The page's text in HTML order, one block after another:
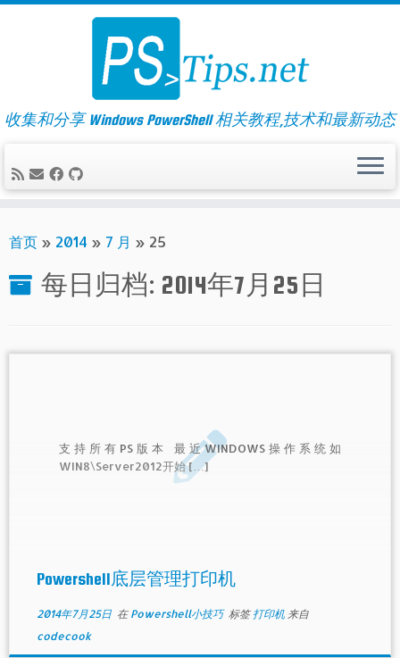
Skip
收集和分享 Windows PowerShell 相关教程,技术和最新动态
首页 » 2014 » 7 月 » 25
每日归档: 2014年7月25日
支持所有PS版本 最近WINDOWS操作系统如
WIN8\Server2012开始 […]
Powershell底层管理打印机
2014年7月25日在 Powershell小技巧 标签打印机 来自
codecook